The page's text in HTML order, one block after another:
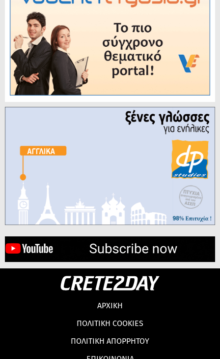
ΑΡΧΙΚΗ
ΠΟΛΙΤΙΚΗ COOKIES
ΠΟΛΙΤΙΚΗ ΑΠΟΡΡΗΤΟΥ